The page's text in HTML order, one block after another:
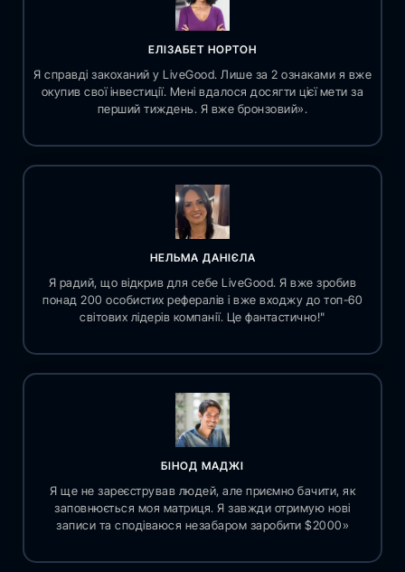
ЕЛІЗАБЕТ НОРТОН
Я справді закоханий у LiveGood. Лише за 2 ознаками я вже
окупив свої інвестиції. Мені вдалося досягти цієї мети за
перший тиждень. Я вже бронзовий».
НЕЛЬМА ДАНІЄЛА
Я радий, що відкрив для себе LiveGood. Я вже зробив
понад 200 особистих рефералів і вже входжу до топ-60
світових лідерів компанії. Це фантастично!"
БІНОД МАДЖІ
Я ще не зареєстрував людей, але приємно бачити, як
заповнюється моя матриця. Я завжди отримую нові
записи та сподіваюся незабаром заробити $2000»